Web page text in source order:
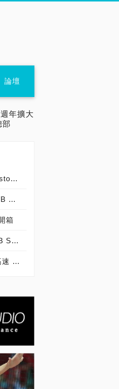
論壇
年擴大
部
挑戰ROG與Acer筆電！Kingston XS1000 2TB外接式SSD試用，我用過最好的行動固態硬碟！
金士頓 Kingston XS1000 2TB 外接式固態硬碟，容量與收納兼具的高速 SSD 簡評
箱
金士頓Kingston XS1000 2TB SSD 硬派風格，顏值與功能性兼具 外接式固態硬碟 開箱！
金士頓輕巧方便好攜帶的超高速 SSD 神兵利器，Kingston XS1000 2TB 外接式固態硬碟 評測！